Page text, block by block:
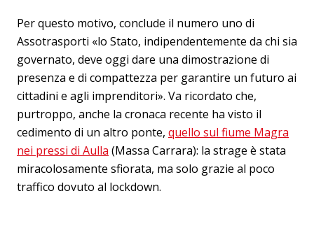
Per questo motivo, conclude il numero uno di
Assotrasporti «lo Stato, indipendentemente da chi sia
governato, deve oggi dare una dimostrazione di
presenza e di compattezza per garantire un futuro ai
cittadini e agli imprenditori». Va ricordato che,
purtroppo, anche la cronaca recente ha visto il
cedimento di un altro ponte, quello sul fiume Magra
nei pressi di Aulla (Massa Carrara): la strage è stata
miracolosamente sfiorata, ma solo grazie al poco
traffico dovuto al lockdown.